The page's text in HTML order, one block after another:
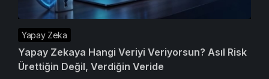
Yapay Zeka
Yapay Zekaya Hangi Veriyi Veriyorsun? Asıl Risk
Ürettiğin Değil, Verdiğin Veride